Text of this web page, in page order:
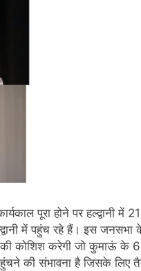
पूरा होने पर हल्द्वानी
में पहुंच रहे हैं। इस
कोशिश करेगी जो कुमाऊं के
की संभावना है जिसके लिए